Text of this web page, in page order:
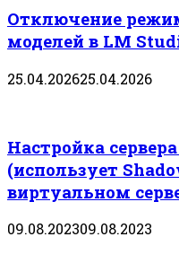
Отключение
моделей в LM
25.04.202625.04.2026
Настройка
(использует
виртуальном
09.08.202309.08.2023